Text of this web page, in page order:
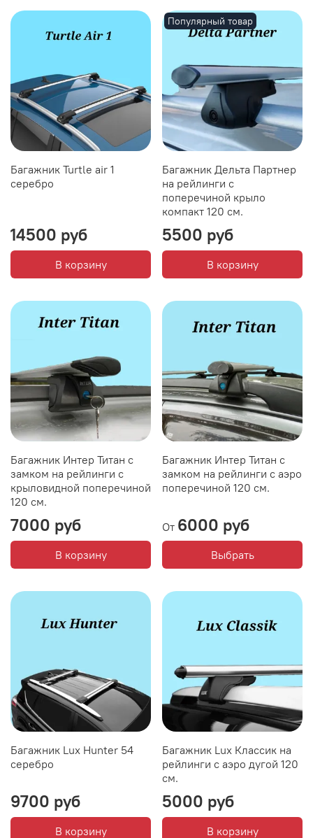
Багажник Turtle air 1
серебро
14500 руб
В корзину
Популярный товар
Багажник Дельта Партнер
на рейлинги с
поперечиной крыло
компакт 120 см.
5500 руб
В корзину
Багажник Интер Титан с
замком на рейлинги с
крыловидной поперечиной
120 см.
7000 руб
В корзину
Багажник Интер Титан с
замком на рейлинги с аэро
поперечиной 120 см.
От 6000 руб
Выбрать
Багажник Lux Hunter 54
серебро
9700 руб
В корзину
Багажник Lux Классик на
рейлинги с аэро дугой 120
см.
5000 руб
В корзину